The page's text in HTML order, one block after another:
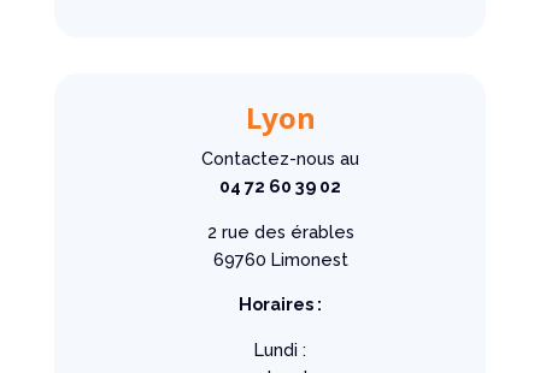
Lyon
Contactez-nous au
04 72 60 39 02
2 rue des érables
69760 Limonest
Horaires :
Lundi :